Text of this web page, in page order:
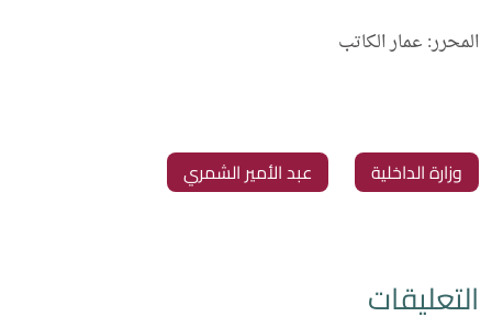
المحرر: عمار الكاتب
‏وزارة الداخلية ‏عبد الأمير الشمري
التعليقات